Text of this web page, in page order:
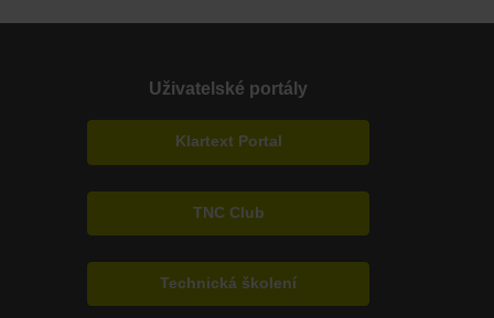
Uživatelské portály
Klartext Portal
TNC Club
Technická školení